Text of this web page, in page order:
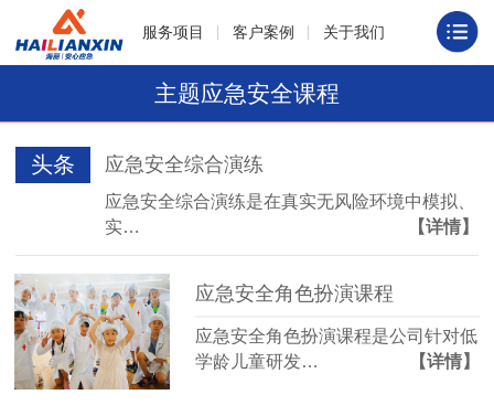
服务项目 客户案例 关于我们
主题应急安全课程
头条 应急安全综合演练
应急安全综合演练是在真实无风险环境中模拟、
实…
【详情】
应急安全角色扮演课程
应急安全角色扮演课程是公司针对低
学龄儿童研发…
【详情】